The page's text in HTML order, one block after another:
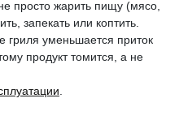
просто жарить пищу (мясо,
запекать или коптить.
гриля уменьшается приток
продукт томится, а не